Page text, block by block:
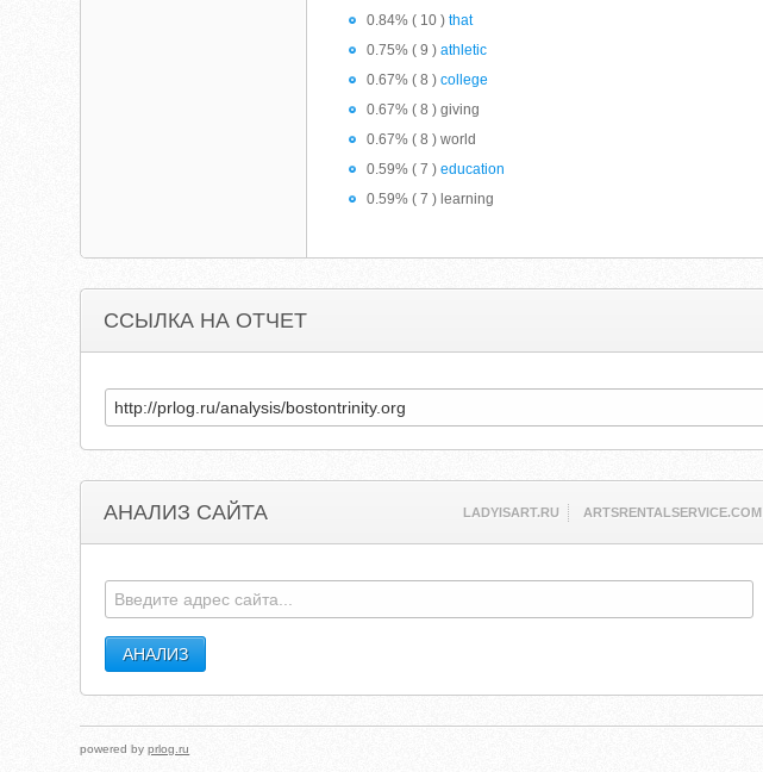
0.84% ( 10 )that
0.75% ( 9 )athletic
0.67% ( 8 )college
0.67% ( 8 ) giving
0.67% ( 8 ) world
0.59% ( 7 )education
0.59% ( 7 ) learning
ССЫЛКА НА ОТЧЕТ
АНАЛИЗ САЙТА LADYISART.RU ARTSRENTALSERVICE.COM
powered byprlog.ru